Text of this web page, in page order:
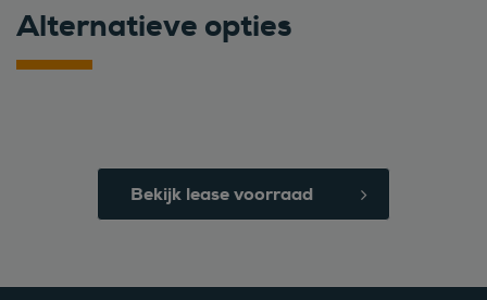
Alternatieve opties
Bekijk lease voorraad